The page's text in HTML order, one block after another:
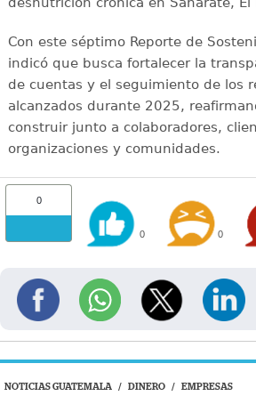
Con este séptimo Reporte de
indicó que busca fortalecer la
de cuentas y el seguimiento de los
alcanzados durante 2025,
construir junto a colaboradores,
organizaciones y comunidades.
0
0 0
NOTICIAS GUATEMALA / DINERO / EMPRESAS